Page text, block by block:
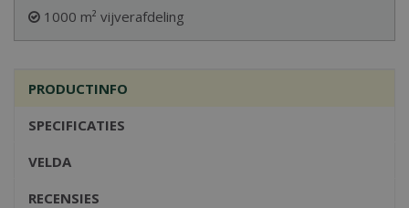
1000 m² vijverafdeling
PRODUCTINFO
SPECIFICATIES
VELDA
RECENSIES